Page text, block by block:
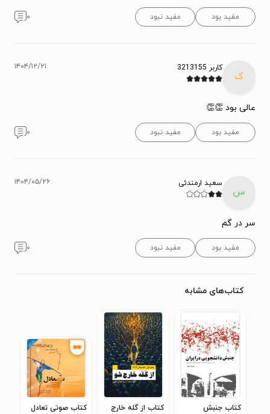
مفید بود مفید نبود ۰
ک
کاربر 3213155 ۱۴۰۴/۱۲/۲۱
عالی بود 👏👏
مفید بود مفید نبود ۰
س
سعید ارمندئی ۱۴۰۴/۰۵/۲۶
سر در گم
مفید بود مفید نبود ۰
کتاب‌های مشابه
کتاب جنبش
کتاب از گله خارج
کتاب صوتی تعادل